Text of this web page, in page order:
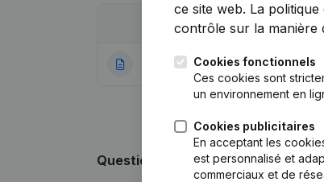
Publication
25-08-2021 Rubrique
Questions fréquemment posées
ce site web. La
contrôle sur la manière
Cookies fonctionnels
Ces cookies sont
un environnement en
Cookies publicitaires
En acceptant les
est personnalisé et
commerciaux et de